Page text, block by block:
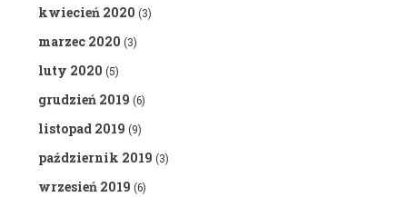
kwiecień 2020 (3)
marzec 2020 (3)
luty 2020 (5)
grudzień 2019 (6)
listopad 2019 (9)
październik 2019 (3)
wrzesień 2019 (6)